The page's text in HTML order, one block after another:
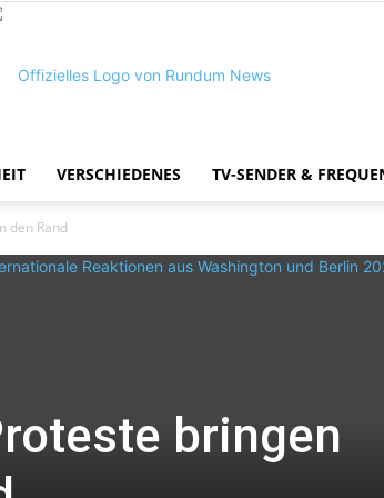
VERSCHIEDENES TV-SENDER &
den Rand
bringen